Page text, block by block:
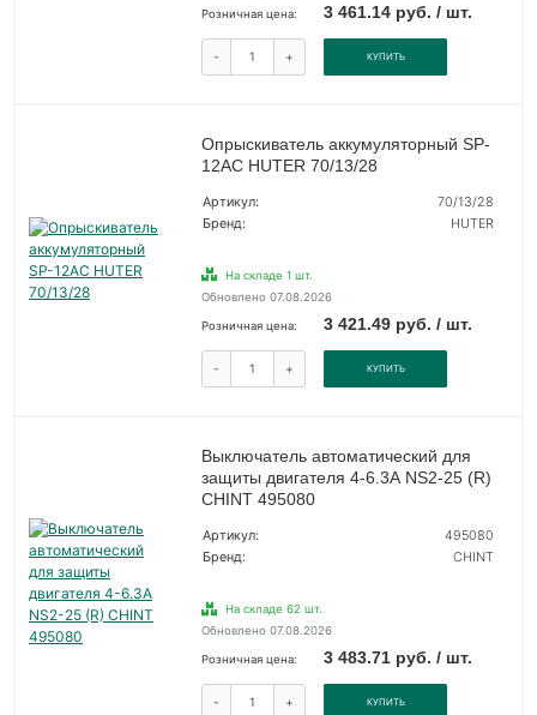
Розничная цена: 3 461.14 руб. / шт.
- + КУПИТЬ
Опрыскиватель аккумуляторный SP-
12AC HUTER 70/13/28
Артикул:
70/13/28
Бренд:
HUTER
На складе 1 шт.
Обновлено 07.08.2026
Розничная цена: 3 421.49 руб. / шт.
- + КУПИТЬ
Выключатель автоматический для
защиты двигателя 4-6.3А NS2-25 (R)
CHINT 495080
Артикул:
495080
Бренд:
CHINT
На складе 62 шт.
Обновлено 07.08.2026
Розничная цена: 3 483.71 руб. / шт.
- + КУПИТЬ